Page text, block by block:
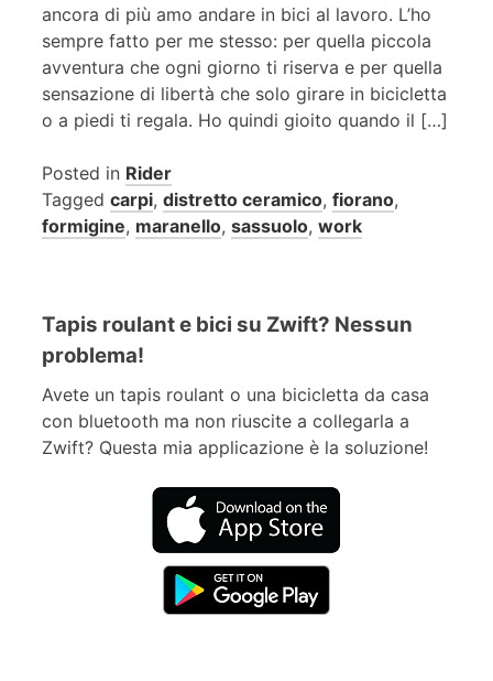
ancora di più amo andare in bici al lavoro. L’ho
sempre fatto per me stesso: per quella piccola
avventura che ogni giorno ti riserva e per quella
sensazione di libertà che solo girare in bicicletta
o a piedi ti regala. Ho quindi gioito quando il […]
Posted in Rider
Tagged carpi, distretto ceramico, fiorano,
formigine, maranello, sassuolo, work
Tapis roulant e bici su Zwift? Nessun
problema!
Avete un tapis roulant o una bicicletta da casa
con bluetooth ma non riuscite a collegarla a
Zwift? Questa mia applicazione è la soluzione!